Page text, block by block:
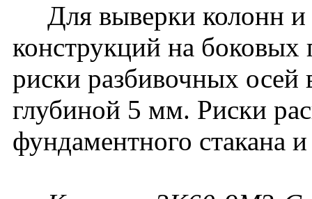
Для выверки колонн
конструкций на боковых
риски разбивочных осей
глубиной 5 мм. Риски
фундаментного стакана